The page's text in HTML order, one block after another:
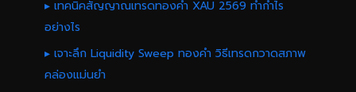
▸ เทคนิคสัญญาณเทรดทองคำ XAU 2569 ทำกำไร
อย่างไร
▸ เจาะลึก Liquidity Sweep ทองคำ วิธีเทรดกวาดสภาพ
คล่องแม่นยำ